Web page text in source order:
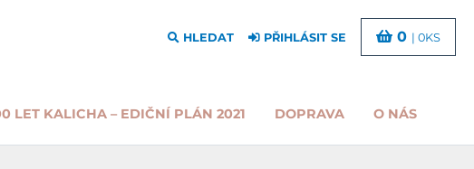
LET KALICHA – EDIČNÍ PLÁN 2021 DOPRAVA O NÁS
HLEDAT PŘIHLÁSIT SE 0 | 0KS